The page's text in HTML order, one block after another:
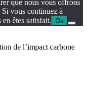
que nous vous offrons
vous continuez à
êtes satisfait. Ok
de l’impact carbone